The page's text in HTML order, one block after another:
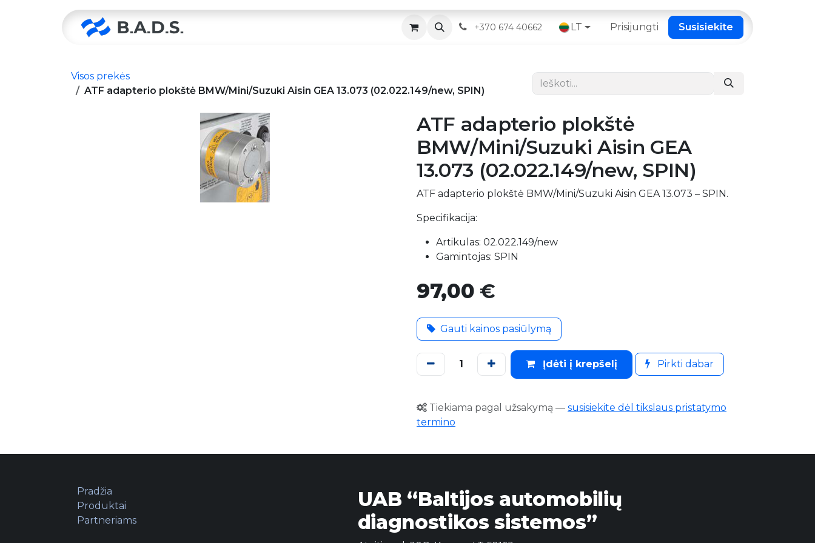
Servisas Kontaktai
+370 674 40662 LT Prisijungti Susisiekite
Visos prekės
ATF adapterio plokštė BMW/Mini/Suzuki Aisin GEA 13.073 (02.022.149/new, SPIN)
ATF adapterio plokštė
BMW/Mini/Suzuki Aisin GEA
13.073 (02.022.149/new, SPIN)
ATF adapterio plokštė BMW/Mini/Suzuki Aisin GEA 13.073 – SPIN.
Specifikacija:
Artikulas: 02.022.149/new
Gamintojas: SPIN
97,00 €
Gauti kainos pasiūlymą
Įdėti į krepšelį Pirkti dabar
Tiekiama pagal užsakymą — susisiekite dėl tikslaus pristatymo
termino
UAB “Baltijos automobilių
diagnostikos sistemos”
Pradžia
Produktai
Partneriams